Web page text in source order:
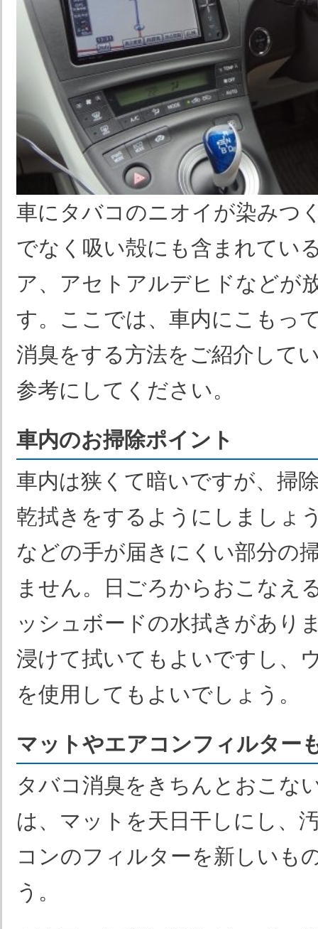
車にタバコのニオイが染みつ
でなく吸い殻にも含まれてい
ア、アセトアルデヒドなどが
す。ここでは、車内にこもっ
消臭をする方法をご紹介して
参考にしてください。
車内のお掃除ポイント
車内は狭くて暗いですが、掃
乾拭きをするようにしましょ
などの手が届きにくい部分の
ません。日ごろからおこなえ
ッシュボードの水拭きがあり
浸けて拭いてもよいですし、
を使用してもよいでしょう。
マットやエアコンフィルター
タバコ消臭をきちんとおこな
は、マットを天日干しにし、
コンのフィルターを新しいも
う。